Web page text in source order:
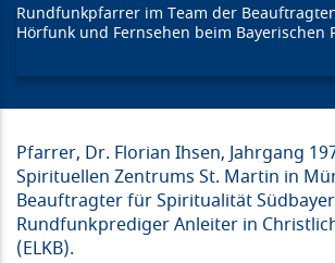
Rundfunkpfarrer im Team der
Hörfunk und Fernsehen beim Bayerischen
Pfarrer, Dr. Florian Ihsen, Jahrgang
Spirituellen Zentrums St. Martin in
Beauftragter für Spiritualität
Rundfunkprediger Anleiter in
(ELKB).